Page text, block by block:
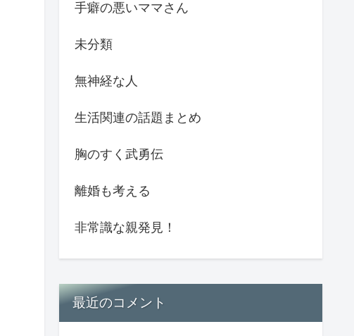
手癖の悪いママさん
未分類
無神経な人
生活関連の話題まとめ
胸のすく武勇伝
離婚も考える
非常識な親発見！
最近のコメント